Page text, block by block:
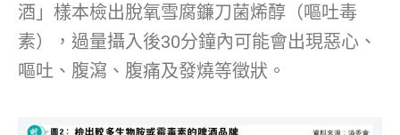
酒」樣本檢出脫氧雪腐鐮刀菌烯醇（嘔吐毒
素），過量攝入後30分鐘內可能會出現惡心、
嘔吐、腹瀉、腹痛及發燒等徵狀。